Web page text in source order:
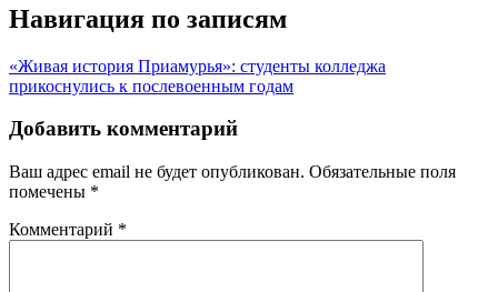
Навигация по записям
«Живая история Приамурья»: студенты колледжа
прикоснулись к послевоенным годам
Добавить комментарий
Ваш адрес email не будет опубликован. Обязательные поля
помечены *
Комментарий *